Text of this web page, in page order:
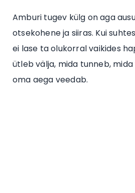
Amburi tugev külg on aga
otsekohene ja siiras. Kui
ei lase ta olukorral vaikides
ütleb välja, mida tunneb,
oma aega veedab.